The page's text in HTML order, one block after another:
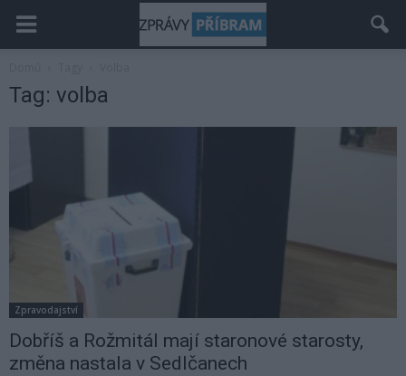
Tag: volba
Zpravodajství
Dobříš a Rožmitál mají staronové starosty,
změna nastala v Sedlčanech